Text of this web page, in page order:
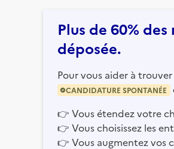
Plus de 60%
déposée.
Pour vous aider à
CANDIDATURE SPONTANÉE
👉 Vous étendez votre
👉 Vous choisissez les
👉 Vous augmentez vos